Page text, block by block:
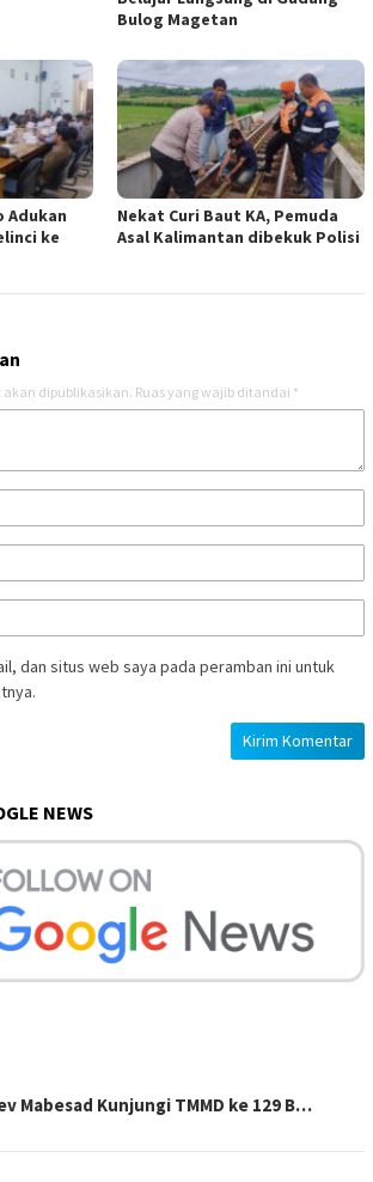
Bulog Magetan
Adukan
ke
Nekat Curi Baut KA, Pemuda
Asal Kalimantan dibekuk Polisi
dipublikasikan. Ruas yang wajib ditandai *
dan situs web saya pada peramban ini untuk
NEWS
Mabesad Kunjungi TMMD ke 129 B…